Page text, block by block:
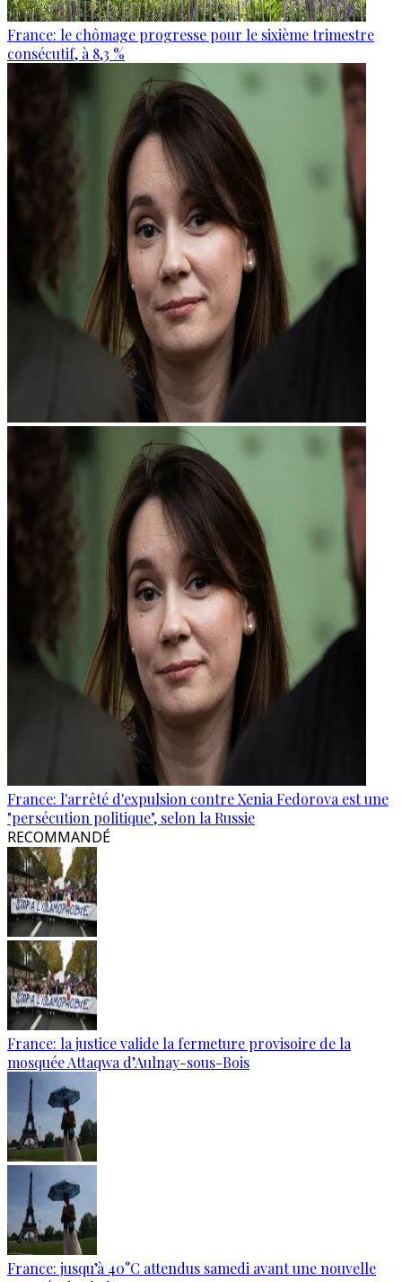
France: le chômage progresse pour le sixième trimestre
consécutif, à 8,3 %
France: l'arrêté d'expulsion contre Xenia Fedorova est une
"persécution politique", selon la Russie
RECOMMANDÉ
France: la justice valide la fermeture provisoire de la
mosquée Attaqwa d’Aulnay-sous-Bois
France: jusqu’à 40°C attendus samedi avant une nouvelle